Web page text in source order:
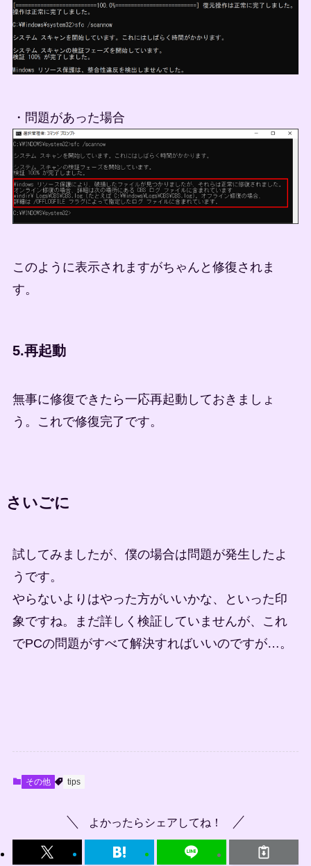
・問題があった場合
このように表示されますがちゃんと修復されま
す。
5.再起動
無事に修復できたら一応再起動しておきましょ
う。これで修復完了です。
さいごに
試してみましたが、僕の場合は問題が発生したよ
うです。
やらないよりはやった方がいいかな、といった印
象ですね。まだ詳しく検証していませんが、これ
でPCの問題がすべて解決すればいいのですが…。
その他 tips
よかったらシェアしてね！